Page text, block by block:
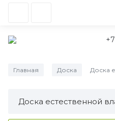
Главная Доска Доска
Доска естественной